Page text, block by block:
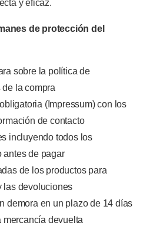
y eficaz.
de protección del
sobre la política de
la compra
(Impressum) con los
de contacto
incluyendo todos los
antes de pagar
de los productos para
las devoluciones
demora en un plazo de 14 días
mercancía devuelta